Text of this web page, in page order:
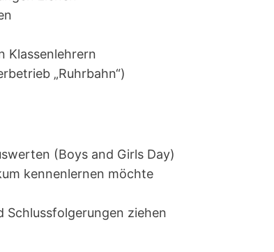
Klassenlehrern
„Ruhrbahn“)
(Boys and Girls Day)
kennenlernen möchte
Schlussfolgerungen ziehen